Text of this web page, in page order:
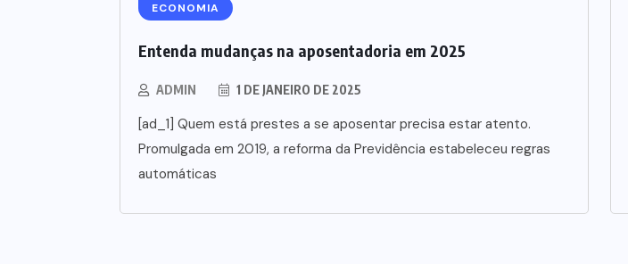
ECONOMIA
Entenda mudanças na aposentadoria em 2025
ADMIN 1 DE JANEIRO DE 2025
[ad_1] Quem está prestes a se aposentar precisa estar atento.
Promulgada em 2019, a reforma da Previdência estabeleceu regras
automáticas